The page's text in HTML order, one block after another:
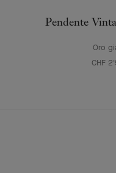
Pendente
Oro
CHF